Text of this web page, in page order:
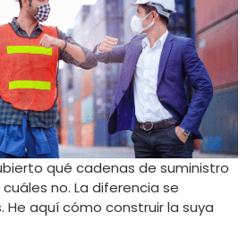
qué cadenas de suministro
no. La diferencia se
aquí cómo construir la suya